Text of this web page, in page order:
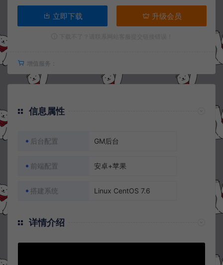
立即下载 升级会员
增值服务：
信息属性
后台配置 GM后台
前端配置 安卓+苹果
搭建系统 Linux CentOS 7.6
详情介绍